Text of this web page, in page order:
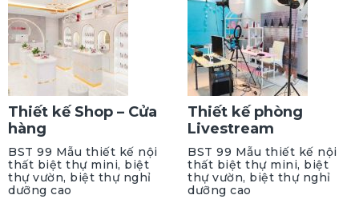
Thiết kế Shop – Cửa
hàng
BST 99 Mẫu thiết kế nội
thất biệt thự mini, biệt
thự vườn, biệt thự nghỉ
dưỡng cao
Thiết kế phòng
Livestream
BST 99 Mẫu thiết kế nội
thất biệt thự mini, biệt
thự vườn, biệt thự nghỉ
dưỡng cao